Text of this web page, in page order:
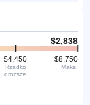
$2,838
$4,450
Rzadko
droższe
$8,750
Maks.